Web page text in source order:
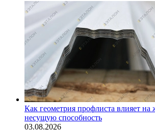
Как геометрия профлиста влияет на
несущую способность
03.08.2026